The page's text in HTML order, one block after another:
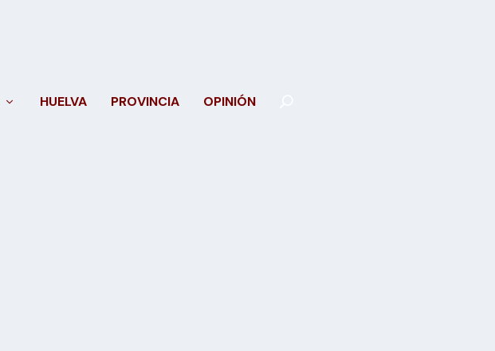
HUELVA PROVINCIA OPINIÓN